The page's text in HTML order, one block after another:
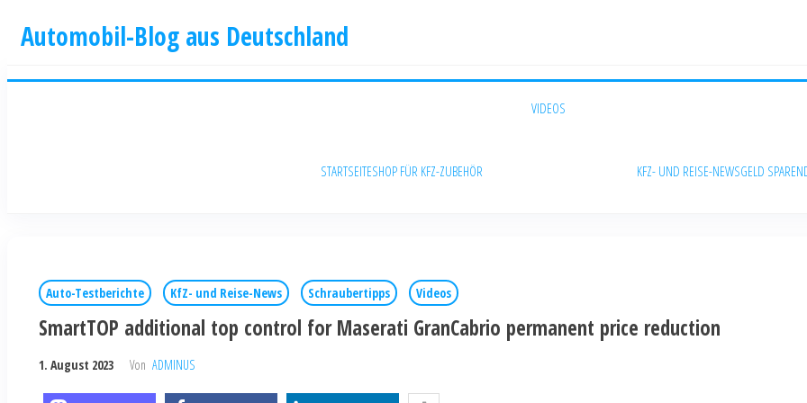
Automobil-Blog aus Deutschland
STARTSEITESHOP FÜR KFZ-ZUBEHÖR
VIDEOS
KFZ- UND REISE-NEWSGELD SPAREN
Auto-Testberichte KfZ- und Reise-News Schraubertipps Videos
SmartTOP additional top control for Maserati GranCabrio permanent price reduction
1. August 2023 Von ADMINUS